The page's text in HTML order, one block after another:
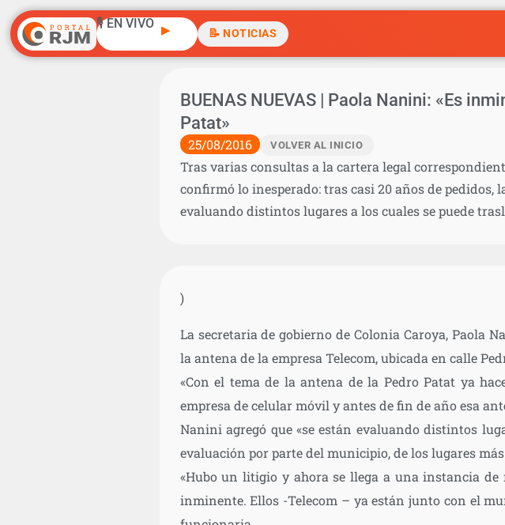
🎙️ EN VIVO ▶ 📝 NOTICIAS
BUENAS NUEVAS | Paola Nanini: «Es
Patat»
25/08/2016 VOLVER AL INICIO
Tras varias consultas a la cartera legal
confirmó lo inesperado: tras casi 20 años de pedidos,
evaluando distintos lugares a los cuales se puede
)
La secretaria de gobierno de Colonia Caroya, Paola
la antena de la empresa Telecom, ubicada en calle
«Con el tema de la antena de la Pedro Patat ya
empresa de celular móvil y antes de fin de año esa
Nanini agregó que «se están evaluando distintos
evaluación por parte del municipio, de los lugares
«Hubo un litigio y ahora se llega a una instancia
inminente. Ellos -Telecom – ya están junto con el